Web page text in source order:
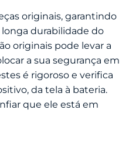
originais, garantindo
durabilidade do
originais pode levar a
a sua segurança em
é rigoroso e verifica
da tela à bateria.
que ele está em